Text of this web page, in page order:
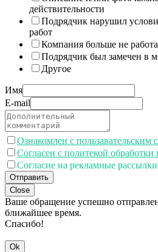
действительности
Подрядчик нарушил
работ
Компания больше не
Подрядчик был замечен в
Другое
Имя
E-mail
Ознакомлен с пользавательским
Согласен с политекой
Согласие на рекламные
Отправить
Close
Ваше обращение успешно
ближайшее время.
Спасибо!
Ok